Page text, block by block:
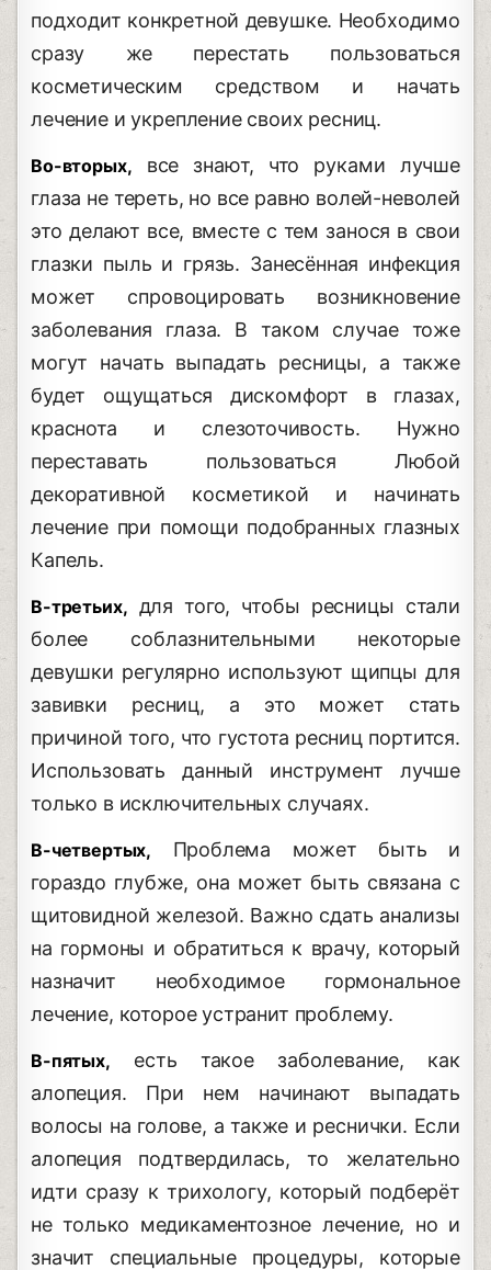
подходит конкретной девушке. Необходимо
сразу же перестать пользоваться
косметическим средством и начать
лечение и укрепление своих ресниц.
Во-вторых, все знают, что руками лучше
глаза не тереть, но все равно волей-неволей
это делают все, вместе с тем занося в свои
глазки пыль и грязь. Занесённая инфекция
может спровоцировать возникновение
заболевания глаза. В таком случае тоже
могут начать выпадать ресницы, а также
будет ощущаться дискомфорт в глазах,
краснота и слезоточивость. Нужно
переставать пользоваться Любой
декоративной косметикой и начинать
лечение при помощи подобранных глазных
Капель.
В-третьих, для того, чтобы ресницы стали
более соблазнительными некоторые
девушки регулярно используют щипцы для
завивки ресниц, а это может стать
причиной того, что густота ресниц портится.
Использовать данный инструмент лучше
только в исключительных случаях.
В-четвертых, Проблема может быть и
гораздо глубже, она может быть связана с
щитовидной железой. Важно сдать анализы
на гормоны и обратиться к врачу, который
назначит необходимое гормональное
лечение, которое устранит проблему.
В-пятых, есть такое заболевание, как
алопеция. При нем начинают выпадать
волосы на голове, а также и реснички. Если
алопеция подтвердилась, то желательно
идти сразу к трихологу, который подберёт
не только медикаментозное лечение, но и
значит специальные процедуры, которые